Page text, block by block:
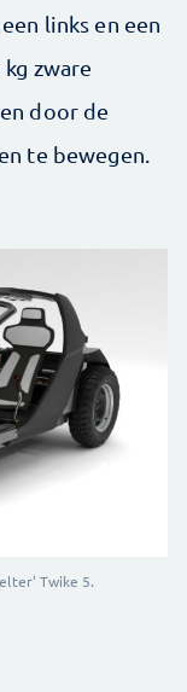
links en een
zware
door de
te bewegen.
Twike 5.